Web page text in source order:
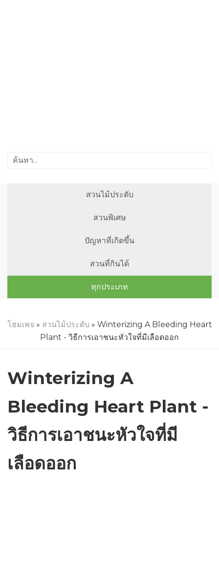
สวนไม้ประดับ
สวนพิเศษ
ปัญหาที่เกิดขึ้น
สวนที่กินได้
ทุกประเภท
โฮมเพจ » สวนไม้ประดับ » Winterizing A Bleeding Heart
Plant - วิธีการเอาชนะหัวใจที่มีเลือดออก
Winterizing A
Bleeding Heart Plant -
วิธีการเอาชนะหัวใจที่มี
เลือดออก